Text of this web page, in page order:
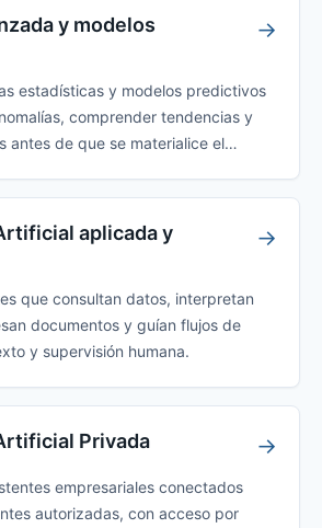
y modelos
→
estadísticas y modelos predictivos
comprender tendencias y
antes de que se materialice el
aplicada y
→
que consultan datos, interpretan
documentos y guían flujos de
y supervisión humana.
Privada →
empresariales conectados
autorizadas, con acceso por